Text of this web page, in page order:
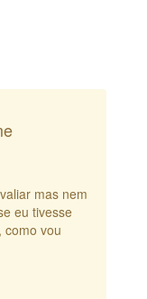
mas nem
eu tivesse
como vou